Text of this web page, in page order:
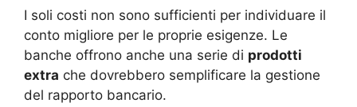
I soli costi non sono sufficienti per individuare il
conto migliore per le proprie esigenze. Le
banche offrono anche una serie di prodotti
extra che dovrebbero semplificare la gestione
del rapporto bancario.